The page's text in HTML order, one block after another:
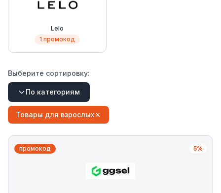
Lelo
1 промокод
Выберите сортировку:
По категориям
Товары для взрослых
промокод 5%